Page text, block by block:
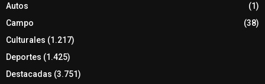
Autos
(1)
Campo
(38)
Culturales (1.217)
Deportes (1.425)
Destacadas (3.751)